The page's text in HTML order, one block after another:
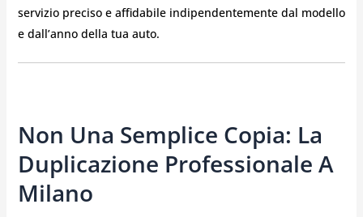
servizio preciso e affidabile indipendentemente dal modello
e dall’anno della tua auto.
Non Una Semplice Copia: La
Duplicazione Professionale A
Milano